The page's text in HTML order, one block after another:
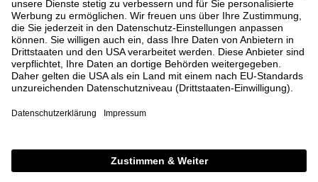
MEN'S WORLD: BRAUN HAMBURG
Ein Unternehmen der Unger GmbH & Co. KG
EINKAUF VON 400 € NACH RETOURE, NICHT
CHECKOUT. GUTSCHEINE, REDUZIERTE ARTIKEL
SOWIE VEREINZELTE MARKEN SIND VON DER